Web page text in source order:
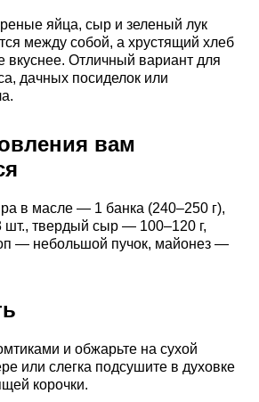
яйца, сыр и зеленый лук
между собой, а хрустящий хлеб
вкуснее. Отличный вариант для
дачных посиделок или
вам
в масле — 1 банка (240–250 г),
твердый сыр — 100–120 г,
— небольшой пучок, майонез —
и обжарьте на сухой
или слегка подсушите в духовке
корочки.